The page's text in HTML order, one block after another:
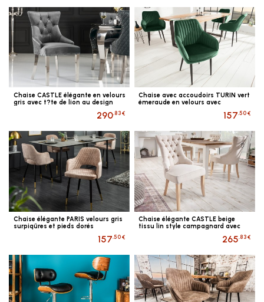
Chaise CASTLE élégante en velours
gris avec t?te de lion au design
290.83 €
Chaise avec accoudoirs TURIN vert
émeraude en velours avec
157.50 €
Chaise élégante PARIS velours gris
surpiqûres et pieds dorés
157.50 €
Chaise élégante CASTLE beige
tissu lin style campagnard avec
265.83 €